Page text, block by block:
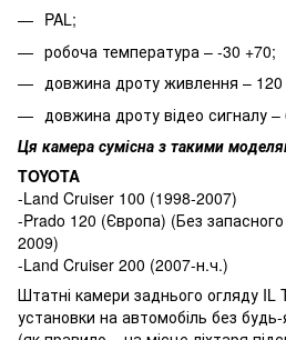
PAL;
робоча температура – -30 +70;
довжина дроту живлення –
довжина дроту відео сигналу
Ця камера сумісна з такими
TOYOTA
-Land Cruiser 100 (1998-2007)
-Prado 120 (Європа) (Без
2009)
-Land Cruiser 200 (2007-н.ч.)
Штатні камери заднього огляду IL
установки на автомобіль без